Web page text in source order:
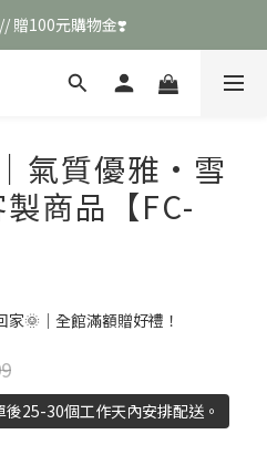
贈100元購物金❣️
贈100元購物金❣️
數字 領取50元折扣碼 //
氣質優雅·雪
商品【FC-
🌞｜全館滿額贈好禮！
25-30個工作天內安排配送。